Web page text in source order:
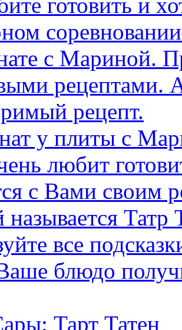
у плиты с
Тарт Татен